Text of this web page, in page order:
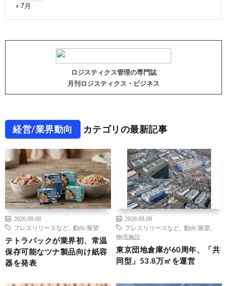
« 7月
ロジスティクス管理の専門誌
月刊ロジスティクス・ビジネス
経営/業界動向 カテゴリの最新記事
2026.08.08
プレスリリースなど
動向/展望
テトラパックが業界初、常温
保存可能なツナ製品向け紙容
器を発表
2026.08.08
プレスリリースなど
動向/展望
物流施設
東京団地倉庫が60周年、「共
同型」53.8万㎡を運営